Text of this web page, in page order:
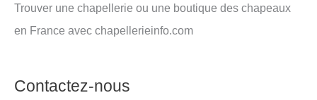
Trouver une chapellerie ou une boutique des chapeaux
en France avec chapellerieinfo.com
Contactez-nous